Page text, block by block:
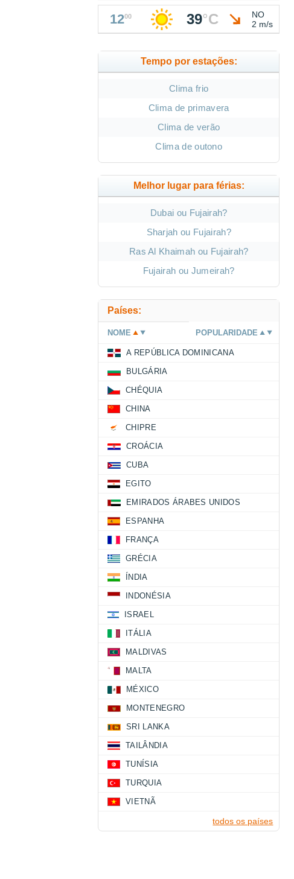
1200 39°C
NO
2 m/s
Tempo por estações:
Clima frio
Clima de primavera
Clima de verão
Clima de outono
Melhor lugar para férias:
Dubai ou Fujairah?
Sharjah ou Fujairah?
Ras Al Khaimah ou Fujairah?
Fujairah ou Jumeirah?
Países:
NOME POPULARIDADE
A REPÚBLICA DOMINICANA
BULGÁRIA
CHÉQUIA
CHINA
CHIPRE
CROÁCIA
CUBA
EGITO
EMIRADOS ÁRABES UNIDOS
ESPANHA
FRANÇA
GRÉCIA
ÍNDIA
INDONÉSIA
ISRAEL
ITÁLIA
MALDIVAS
MALTA
MÉXICO
MONTENEGRO
SRI LANKA
TAILÂNDIA
TUNÍSIA
TURQUIA
VIETNÃ
todos os países